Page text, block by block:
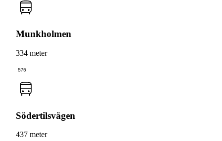
Munkholmen
334 meter
575
Södertilsvägen
437 meter